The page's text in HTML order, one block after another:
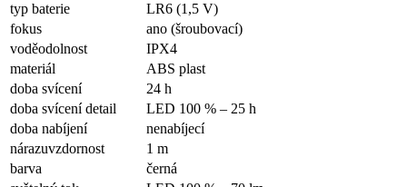
typ baterie
LR6 (1,5 V)
fokus
ano (šroubovací)
voděodolnost
IPX4
materiál
ABS plast
doba svícení
24 h
doba svícení detail
LED 100 % – 25 h
doba nabíjení
nenabíjecí
nárazuvzdornost
1 m
barva
černá